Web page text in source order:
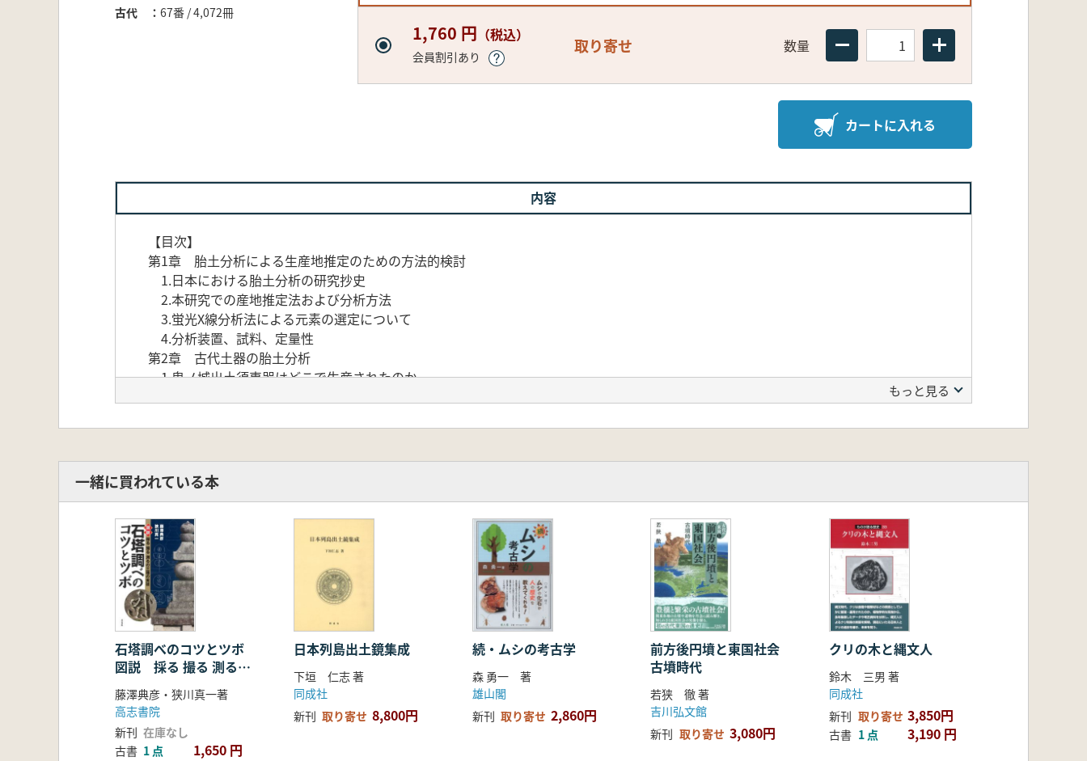
古代
67番 / 4,072冊
1,760 円 （税込）
会員割引あり
取り寄せ 数量
カートに入れる
内容
【目次】
第1章 胎土分析による生産地推定のための方法的検討
1.日本における胎土分析の研究抄史
2.本研究での産地推定法および分析方法
3.蛍光X線分析法による元素の選定について
4.分析装置、試料、定量性
第2章 古代土器の胎土分析
1.鬼ノ城出土須恵器はどこで生産されたのか
4.平城京に運ばれた須恵器
第3章 中近世土器の胎土分析
1.瓦器椀の胎土分析-蛍光X線分析法と砂粒観察から-
3.胎土分析からみた備前焼と備前焼類似品
4.豊臣氏大坂城出土瓦はどこで焼かれたか
第4章 胎土分析からみた古代、中近世土器・瓦の生産と流通
1.古代土器の生産と流通
2.中近世土器の生産と流通
3.おわりに
もっと見る
一緒に買われている本
石塔調べのコツとツボ
図説 採る 撮る 測るの
三種の実技
藤澤典彦・狭川真一著
高志書院
新刊 在庫なし
古書 1 点 1,650 円
日本列島出土鏡集成
下垣 仁志 著
同成社
新刊 取り寄せ 8,800円
続・ムシの考古学
森 勇一 著
雄山閣
新刊 取り寄せ 2,860円
前方後円墳と東国社会
古墳時代
若狭 徹 著
吉川弘文館
新刊 取り寄せ 3,080円
クリの木と縄文人
鈴木 三男 著
同成社
新刊 取り寄せ 3,850円
古書 1 点 3,190 円